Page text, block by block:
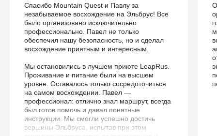
Спасибо Mountain Quest и Павлу за
незабываемое восхождение на Эльбрус! Все
было организовано исключительно
профессионально. Павел не только
обеспечил нашу безопасность, но и сделал
восхождение приятным и интересным.
Мы остановились в лучшем приюте LeapRus.
Проживание и питание были на высшем
уровне. Оставалось только сосредоточиться
на самом восхождении. Павел —
профессионал: отлично знал маршрут, всегда
был готов помочь и давал понятные
инструкции. Мы смогли успешно достичь
вершины Эльбруса, испытав при этом